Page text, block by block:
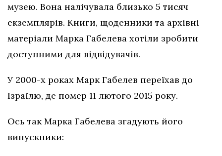
музею. Вона налічувала близько 5 тисяч
екземплярів. Книги, щоденники та архівні
матеріали Марка Габелева хотіли зробити
доступними для відвідувачів.
У 2000-х роках Марк Габелев переїхав до
Ізраїлю, де помер 11 лютого 2015 року.
Ось так Марка Габелева згадують його
випускники: